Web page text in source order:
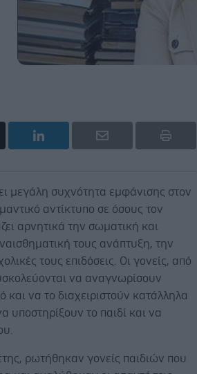
μεγάλη συχνότητα εμφάνισης στον
αντίκτυπο σε όσους τον
αρνητικά την σωματική και
τους ανάπτυξη, την
τους επιδόσεις. Οι γονείς, από
να αναγνωρίσουν
και να το διαχειριστούν κατάλληλα
υποστηρίξουν το παιδί και να
ρωτήθηκαν γονείς παιδιών που